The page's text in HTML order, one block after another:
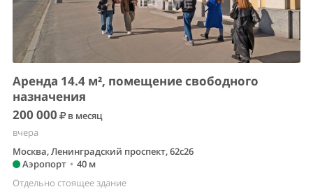
Аренда 14.4 м², помещение свободного
назначения
200 000
в месяц
вчера
Москва, Ленинградский проспект, 62с26
Аэропорт • 40 м
Отдельно стоящее здание